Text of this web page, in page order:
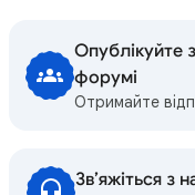
Опублікуйте
форумі
Отримайте
Зв’яжіться з